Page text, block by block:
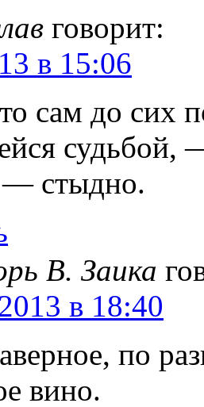
говорит:
в 15:06
сам до сих
судьбой,
— стыдно.
В. Заика
в 18:40
по
вино.